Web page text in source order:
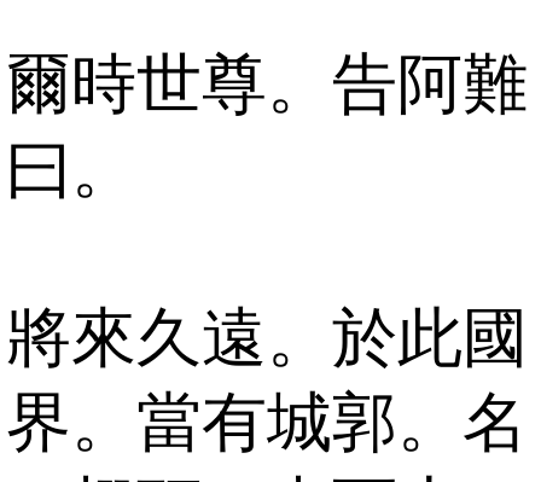
爾時世尊。告阿難
曰。
將來久遠。於此國
界。當有城郭。名